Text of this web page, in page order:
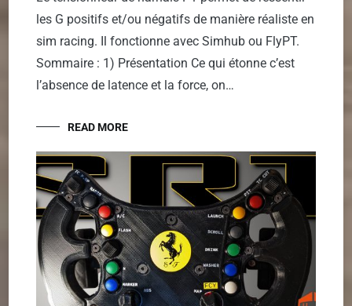
les G positifs et/ou négatifs de manière réaliste en
sim racing. Il fonctionne avec Simhub ou FlyPT.
Sommaire : 1) Présentation Ce qui étonne c’est
l’absence de latence et la force, on…
READ MORE